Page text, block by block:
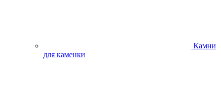
Камни
для каменки